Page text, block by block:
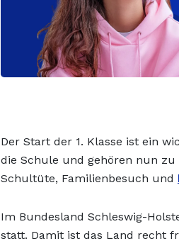
Der Start der 1. Klasse ist ein
die Schule und gehören nun
Schultüte, Familienbesuch und
Im Bundesland Schleswig-
statt. Damit ist das Land recht